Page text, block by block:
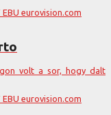
volt a sor, hogy dalt